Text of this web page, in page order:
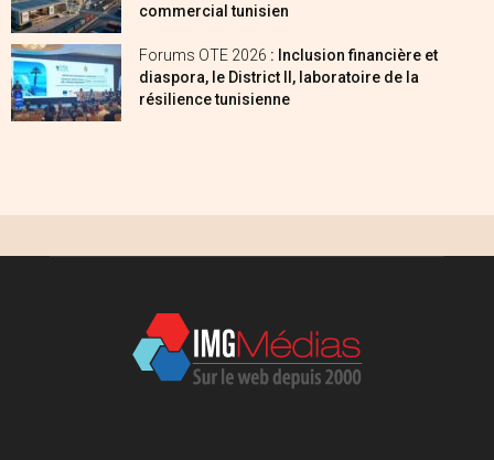
commercial tunisien
Forums OTE 2026 : Inclusion financière et
diaspora, le District II, laboratoire de la
résilience tunisienne